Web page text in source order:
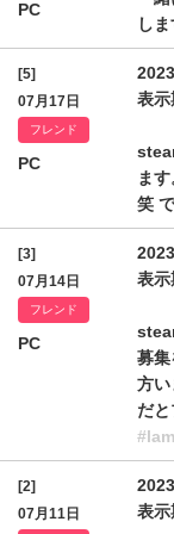
PC
し
[5]
07月17日
フレンド
PC
表示
ま
笑
[3]
07月14日
フレンド
PC
表示
募集
方い
だと
[2]
07月11日
表示